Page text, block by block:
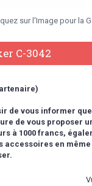
sur l'Image pour la
C-3042
de vous informer
de vous proposer
à 1000 francs,
accessoires en